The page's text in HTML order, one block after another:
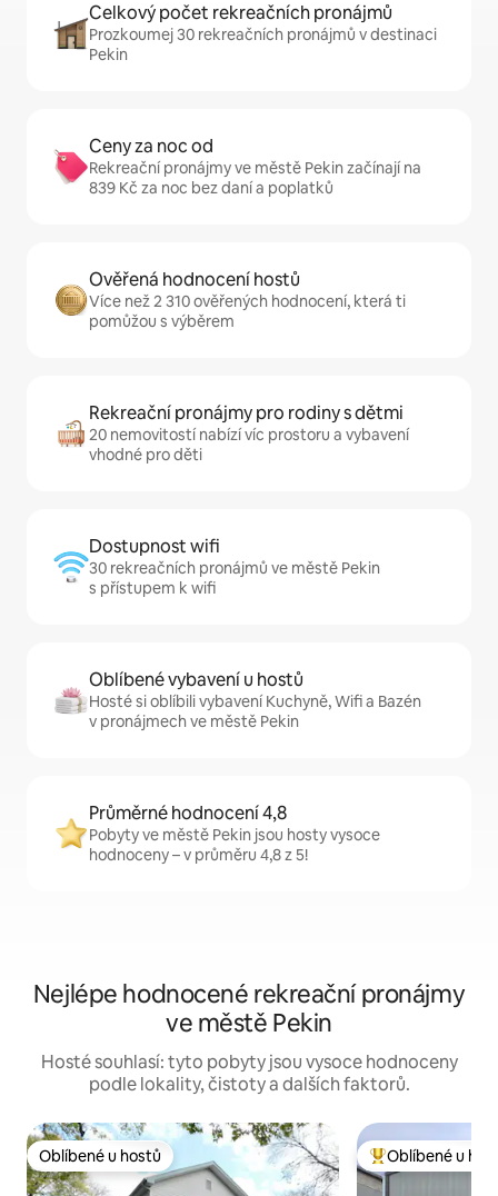
Celkový počet rekreačních pronájmů
Prozkoumej 30 rekreačních pronájmů v destinaci
Pekin
Ceny za noc od
Rekreační pronájmy ve městě Pekin začínají na
839 Kč za noc bez daní a poplatků
Ověřená hodnocení hostů
Více než 2 310 ověřených hodnocení, která ti
pomůžou s výběrem
Rekreační pronájmy pro rodiny s dětmi
20 nemovitostí nabízí víc prostoru a vybavení
vhodné pro děti
Dostupnost wifi
30 rekreačních pronájmů ve městě Pekin
s přístupem k wifi
Oblíbené vybavení u hostů
Hosté si oblíbili vybavení Kuchyně, Wifi a Bazén
v pronájmech ve městě Pekin
Průměrné hodnocení 4,8
Pobyty ve městě Pekin jsou hosty vysoce
hodnoceny – v průměru 4,8 z 5!
Nejlépe hodnocené rekreační pronájmy
ve městě Pekin
Hosté souhlasí: tyto pobyty jsou vysoce hodnoceny
podle lokality, čistoty a dalších faktorů.
Oblíbené u hostů
Oblíbené u hostů Nejlepší v
Oblíbené u